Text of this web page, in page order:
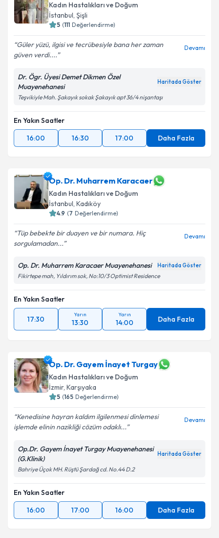
Kadın Hastalıkları ve Doğum
İstanbul, Şişli
5 (111 Değerlendirme)
Güler yüzü, ilgisi ve tecrübesiyle bana her zaman
güven verdi....
Devamı
Dr. Ögr. Üyesi Demet Dikmen Özel
Muayenehanesi
Haritada Göster
Teşvikiyle Mah. Şakayık sokak Şakayık apt 36/4 nişantaşı
En Yakın Saatler
16:00
16:30 17:00 Daha Fazla
Op. Dr. Muharrem Karacaer
Kadın Hastalıkları ve Doğum
İstanbul, Kadıköy
4.9 (7 Değerlendirme)
Tüp bebekte bir duayen ve bir numara. Hiç
sorgulamadan...
Devamı
Op. Dr. Muharrem Karacaer Muayenehanesi Haritada Göster
Fikirtepe mah, Yıldırım sok, No:10/3 Optimist Residence
En Yakın Saatler
17:30
Yarın
13:30
Yarın
14:00 Daha Fazla
Op. Dr. Gayem İnayet Turgay
Kadın Hastalıkları ve Doğum
İzmir, Karşıyaka
5 (165 Değerlendirme)
Kenedisine hayran kaldım ilgilenmesi dinlemesi
işlemde elinin nazikliği cözüm odaklı...
Devamı
Op.Dr. Gayem İnayet Turgay Muayenehanesi
(G.Klinik)
Haritada Göster
Bahriye Üçok MH. Rüştü Şardağ cd. No.44 D.2
En Yakın Saatler
16:00
17:00 16:00 Daha Fazla